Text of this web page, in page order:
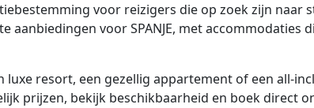
voor reizigers die op zoek zijn naar
aanbiedingen voor SPANJE, met accommodaties
luxe resort, een gezellig appartement of een all-
prijzen, bekijk beschikbaarheid en boek direct